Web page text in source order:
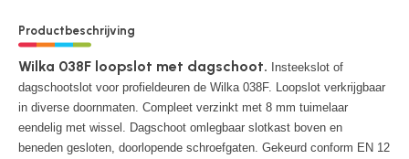
Productbeschrijving
Wilka 038F loopslot met dagschoot.
Insteekslot of
dagschootslot voor profieldeuren de Wilka 038F. Loopslot verkrijgbaar
in diverse doornmaten. Compleet verzinkt met 8 mm tuimelaar
eendelig met wissel. Dagschoot omlegbaar slotkast boven en
beneden gesloten, doorlopende schroefgaten. Gekeurd conform EN 12